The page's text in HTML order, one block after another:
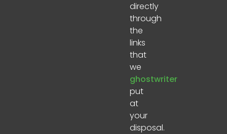
directly
through
the
links
that
we
ghostwriter
put
at
your
disposal.